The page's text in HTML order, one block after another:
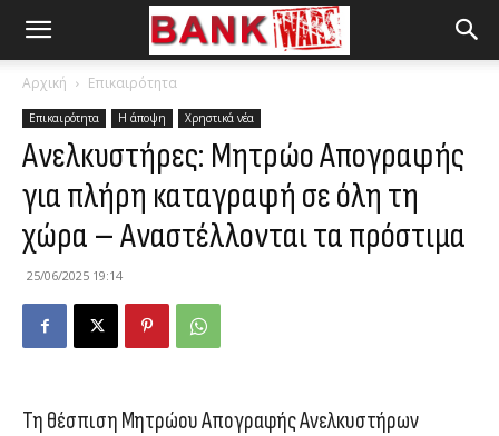
Αρχική Επικαιρότητα
Επικαιρότητα Η άποψη Χρηστικά νέα
Ανελκυστήρες: Μητρώο Απογραφής
για πλήρη καταγραφή σε όλη τη
χώρα – Αναστέλλονται τα πρόστιμα
25/06/2025 19:14
Τη θέσπιση Μητρώου Απογραφής Ανελκυστήρων